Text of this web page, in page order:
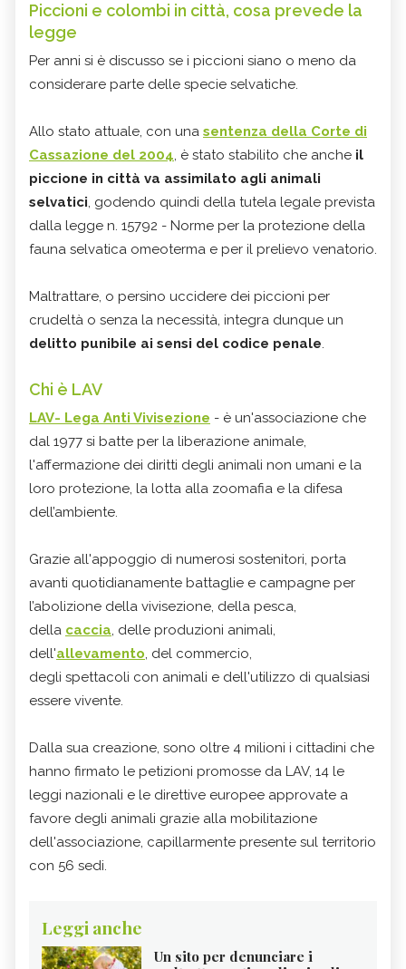
Piccioni e colombi in città, cosa prevede la
legge
Per anni si è discusso se i piccioni siano o meno da
considerare parte delle specie selvatiche.
Allo stato attuale, con una sentenza della Corte di
Cassazione del 2004, è stato stabilito che anche il
piccione in città va assimilato agli animali
selvatici, godendo quindi della tutela legale prevista
dalla legge n. 15792 - Norme per la protezione della
fauna selvatica omeoterma e per il prelievo venatorio.
Maltrattare, o persino uccidere dei piccioni per
crudeltà o senza la necessità, integra dunque un
delitto punibile ai sensi del codice penale.
Chi è LAV
LAV- Lega Anti Vivisezione - è un'associazione che
dal 1977 si batte per la liberazione animale,
l'affermazione dei diritti degli animali non umani e la
loro protezione, la lotta alla zoomafia e la difesa
dell’ambiente.
Grazie all'appoggio di numerosi sostenitori, porta
avanti quotidianamente battaglie e campagne per
l’abolizione della vivisezione, della pesca,
della caccia, delle produzioni animali,
dell'allevamento, del commercio,
degli spettacoli con animali e dell'utilizzo di qualsiasi
essere vivente.
Dalla sua creazione, sono oltre 4 milioni i cittadini che
hanno firmato le petizioni promosse da LAV, 14 le
leggi nazionali e le direttive europee approvate a
favore degli animali grazie alla mobilitazione
dell'associazione, capillarmente presente sul territorio
con 56 sedi.
Leggi anche
Un sito per denunciare i